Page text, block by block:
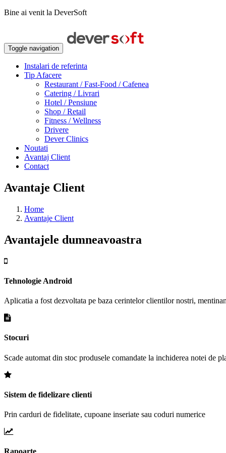
Bine ai venit la DeverSoft
Toggle navigation
Instalari de referinta
Tip Afacere
Restaurant / Fast-Food / Cafenea
Catering / Livrari
Hotel / Pensiune
Shop / Retail
Fitness / Wellness
Drivere
Dever Clinics
Noutati
Avantaj Client
Contact
Avantaje Client
Home
Avantaje Client
Avantajele dumneavoastra
Tehnologie Android
Aplicatia a fost dezvoltata pe baza cerintelor clientilor nostri,
Stocuri
Scade automat din stoc produsele comandate la inchiderea notei de
Sistem de fidelizare clienti
Prin carduri de fidelitate, cupoane inseriate sau coduri numerice